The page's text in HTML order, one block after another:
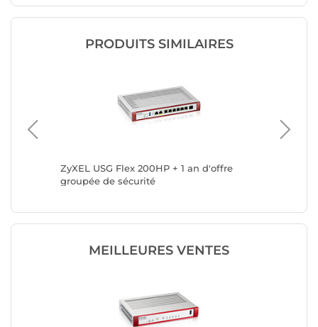
PRODUITS SIMILAIRES
ZyXEL USG Flex 200HP + 1 an d'offre
groupée de sécurité
MEILLEURES VENTES